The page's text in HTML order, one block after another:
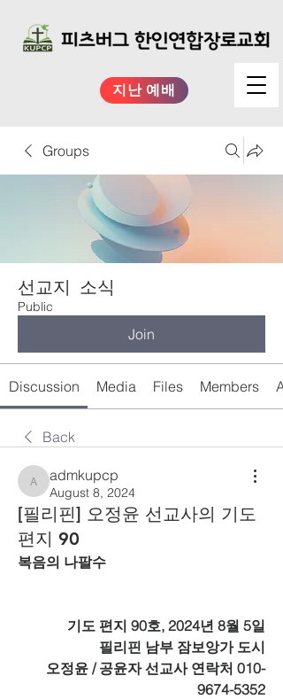
지난 예배
Groups
선교지 소식
Public
Join
Discussion Media Files Members
Back
admkupcp
admkupcp
August 8, 2024
[필리핀] 오정윤 선교사의 기도
편지 90
복음의 나팔수
기도 편지 90호, 2024년 8월 5일
필리핀 남부 잠보앙가 도시
오정윤 / 공윤자 선교사 연락처 010-
9674-5352